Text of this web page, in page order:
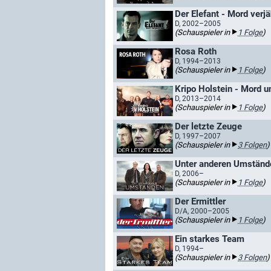
Der Elefant - Mord
D, 2002–2005
(Schauspieler in 1 Folge)
Rosa Roth
D, 1994–2013
(Schauspieler in 1 Folge)
Kripo Holstein - Mord
D, 2013–2014
(Schauspieler in 1 Folge)
Der letzte Zeuge
D, 1997–2007
(Schauspieler in 3 Folgen)
Unter anderen
D, 2006–
(Schauspieler in 1 Folge)
Der Ermittler
D/A, 2000–2005
(Schauspieler in 1 Folge)
Ein starkes Team
D, 1994–
(Schauspieler in 3 Folgen)